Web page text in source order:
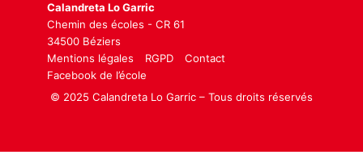
Calandreta Lo Garric
Chemin des écoles - CR 61
34500 Béziers
Mentions légales
RGPD
Contact
Facebook de l’école
© 2025 Calandreta Lo Garric – Tous droits réservés